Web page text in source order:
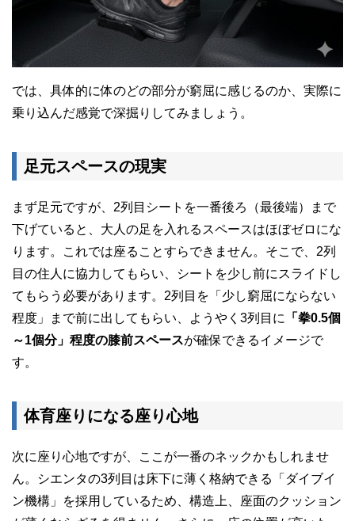
では、具体的に体のどの部分が窮屈に感じるのか、実際に
乗り込んだ感覚で深掘りしてみましょう。
足元スペースの現実
まず足元ですが、2列目シートを一番後ろ（最後端）まで
下げていると、大人の足を入れるスペースはほぼゼロにな
ります。これでは座ることすらできません。そこで、2列
目の住人に協力してもらい、シートを少し前にスライドし
てもらう必要があります。2列目を「少し窮屈にならない
程度」まで前に出してもらい、ようやく3列目に
「拳0.5個
～1個分」程度の膝前スペースが確保できるイメージで
す。
体育座りになる座り心地
次に座り心地ですが、ここが一番のネックかもしれませ
ん。シエンタの3列目は床下に薄く格納できる「ダイブイ
ン機構」を採用しているため、構造上、座面のクッション